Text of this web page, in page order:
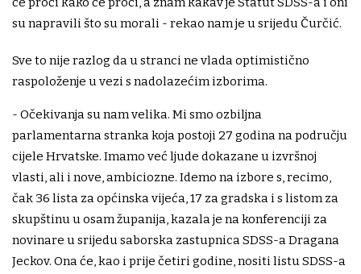
su napravili što su morali - rekao nam je u srijedu Čurčić.
Sve to nije razlog da u stranci ne vlada optimistično
raspoloženje u vezi s nadolazećim izborima.
- Očekivanja su nam velika. Mi smo ozbiljna
parlamentarna stranka koja postoji 27 godina na području
cijele Hrvatske. Imamo već ljude dokazane u izvršnoj
vlasti, ali i nove, ambiciozne. Idemo na izbore s, recimo,
čak 36 lista za općinska vijeća, 17 za gradska i s listom za
skupštinu u osam županija, kazala je na konferenciji za
novinare u srijedu saborska zastupnica SDSS-a Dragana
Jeckov. Ona će, kao i prije četiri godine, nositi listu SDSS-a